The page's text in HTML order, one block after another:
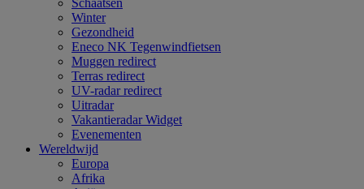
Schaatsen
Winter
Gezondheid
Eneco NK Tegenwindfietsen
Muggen redirect
Terras redirect
UV-radar redirect
Uitradar
Vakantieradar Widget
Evenementen
Wereldwijd
Europa
Afrika